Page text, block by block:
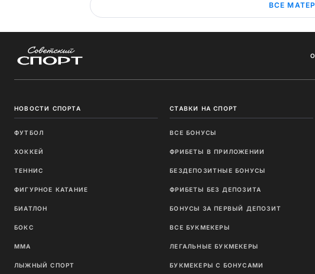
ВСЕ
НОВОСТИ СПОРТА
ФУТБОЛ
ХОККЕЙ
ТЕННИС
ФИГУРНОЕ КАТАНИЕ
БИАТЛОН
БОКС
ММА
ЛЫЖНЫЙ СПОРТ
СТАВКИ НА СПОРТ
ВСЕ БОНУСЫ
ФРИБЕТЫ В ПРИЛОЖЕНИИ
БЕЗДЕПОЗИТНЫЕ БОНУСЫ
ФРИБЕТЫ БЕЗ ДЕПОЗИТА
БОНУСЫ ЗА ПЕРВЫЙ ДЕПОЗИТ
ВСЕ БУКМЕКЕРЫ
ЛЕГАЛЬНЫЕ БУКМЕКЕРЫ
БУКМЕКЕРЫ С БОНУСАМИ